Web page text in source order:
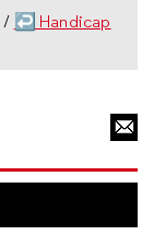
/ ↩ Handicap